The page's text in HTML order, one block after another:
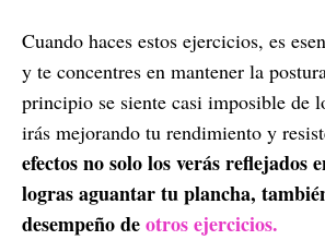
Cuando haces estos ejercicios, es
y te concentres en mantener la
principio se siente casi imposible de
irás mejorando tu rendimiento y
efectos no solo los verás reflejados
logras aguantar tu plancha,
desempeño deotros ejercicios.